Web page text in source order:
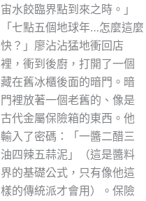
宙水餃臨界點到來之時。」
「七點五個地球年…怎麼這麼
快？」廖沾沾猛地衝回店
裡，衝到後廚，打開了一個
藏在舊冰櫃後面的暗門。暗
門裡放著一個老舊的、像是
古代金屬保險箱的東西。他
輸入了密碼：「一醬二醋三
油四辣五蒜泥」（這是醬料
界的基礎公式，只有像他這
樣的傳統派才會用）。保險